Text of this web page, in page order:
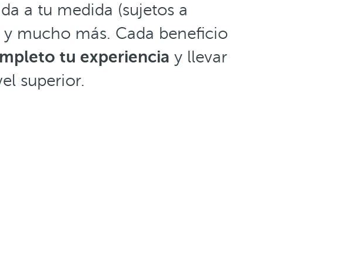
a tu medida (sujetos a
mucho más. Cada beneficio
tu experiencia y llevar
superior.